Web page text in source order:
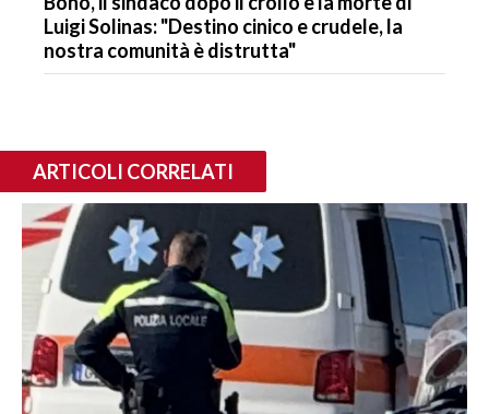
Luigi Solinas: "Destino cinico e crudele, la
nostra comunità è distrutta"
ARTICOLI CORRELATI